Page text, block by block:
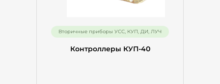
Вторичные приборы УСС, КУП, ДИ, ЛУЧ
Контроллеры КУП-40